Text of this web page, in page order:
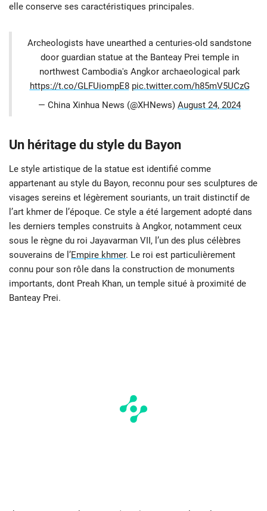
elle conserve ses caractéristiques principales.
Archeologists have unearthed a centuries-old sandstone
door guardian statue at the Banteay Prei temple in
northwest Cambodia's Angkor archaeological park
https://t.co/GLFUiompE8 pic.twitter.com/h85mV5UCzG
— China Xinhua News (@XHNews) August 24, 2024
Un héritage du style du Bayon
Le style artistique de la statue est identifié comme
appartenant au style du Bayon, reconnu pour ses sculptures de
visages sereins et légèrement souriants, un trait distinctif de
l’art khmer de l’époque. Ce style a été largement adopté dans
les derniers temples construits à Angkor, notamment ceux
sous le règne du roi Jayavarman VII, l’un des plus célèbres
souverains de l’Empire khmer. Le roi est particulièrement
connu pour son rôle dans la construction de monuments
importants, dont Preah Khan, un temple situé à proximité de
Banteay Prei.